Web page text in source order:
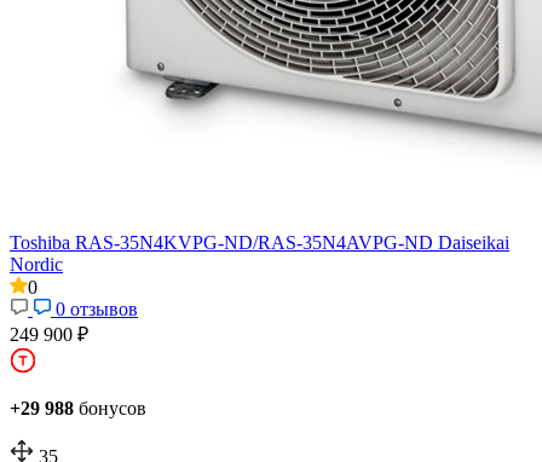
Toshiba RAS-35N4KVPG-ND/RAS-35N4AVPG-ND Daiseikai
Nordic
0
0 отзывов
249 900 ₽
+29 988 бонусов
35